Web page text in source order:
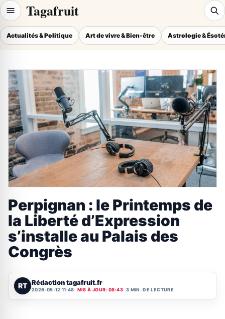
Tagafruit
Actualités & Politique Art de vivre & Bien-être Astrologie &
Perpignan : le Printemps de
la Liberté d’Expression
s’installe au Palais des
Congrès
RT Rédaction tagafruit.fr
2026-05-12 11:48 MIS À JOUR: 08:43 3 MIN. DE LECTURE